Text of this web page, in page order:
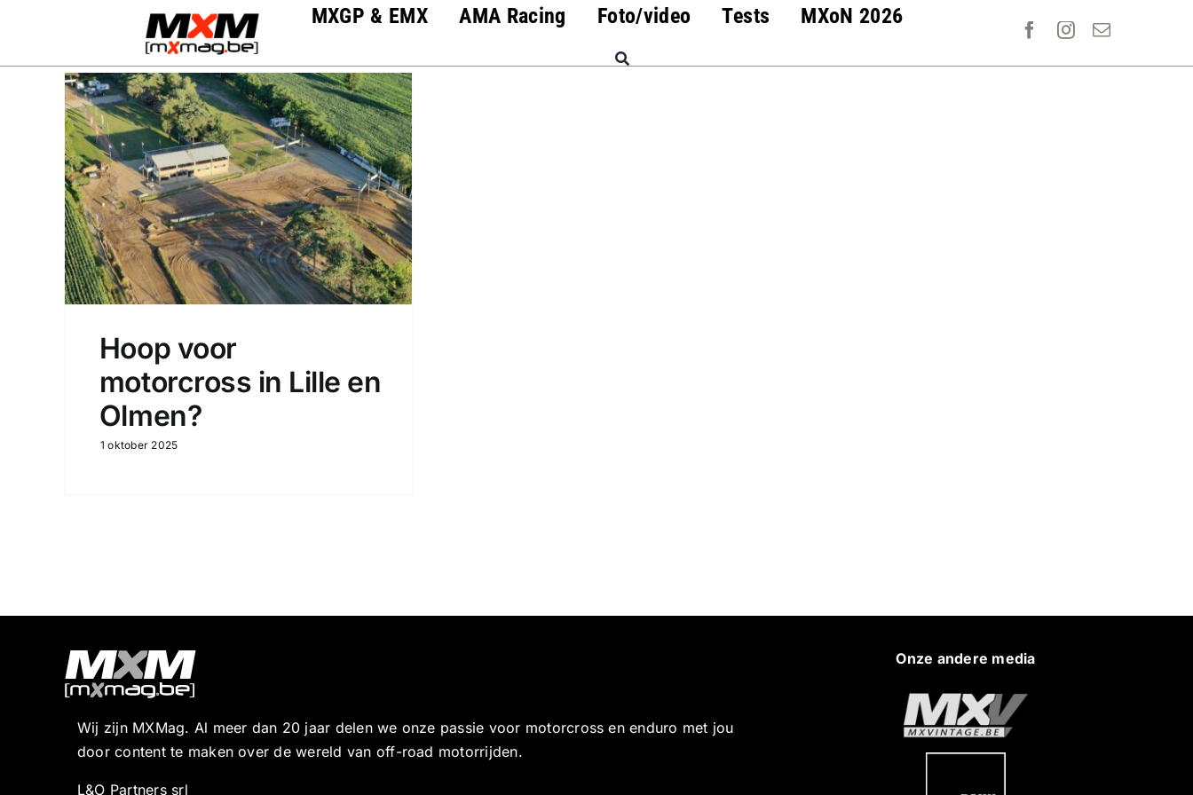
MXGP & EMX AMA Racing Foto/video Tests MXoN 2026
Hoop voor
motorcross in Lille en
Olmen?
1 oktober 2025
Wij zijn MXMag. Al meer dan 20 jaar delen we onze passie voor motorcross en enduro met jou
door content te maken over de wereld van off-road motorrijden.
L&O Partners srl
Onze andere media